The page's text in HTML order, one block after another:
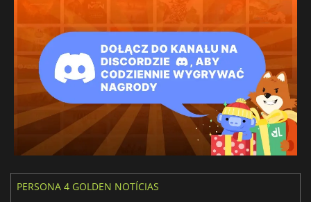
PERSONA 4 GOLDEN NOTÍCIAS